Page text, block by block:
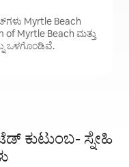
Myrtle Beach
of Myrtle Beach ಮತ್ತು
ಒಳಗೊಂಡಿವೆ.
ಕುಟುಂಬ- ಸ್ನೇಹಿ